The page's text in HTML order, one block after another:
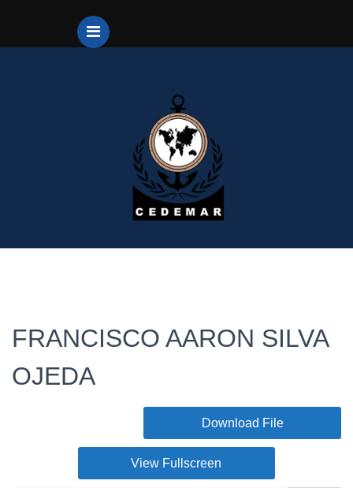
FRANCISCO AARON SILVA
OJEDA
Download File
View Fullscreen